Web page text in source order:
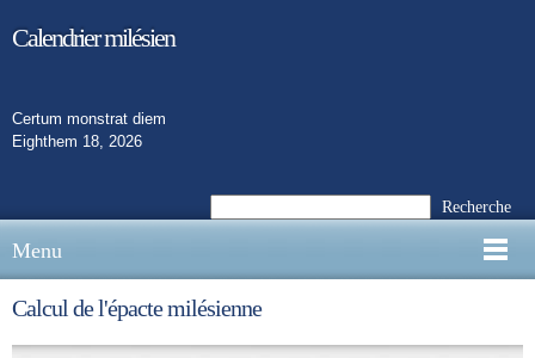
Calendrier milésien
Certum monstrat diem
Eighthem 18, 2026
Recherche
Menu
Calcul de l'épacte milésienne